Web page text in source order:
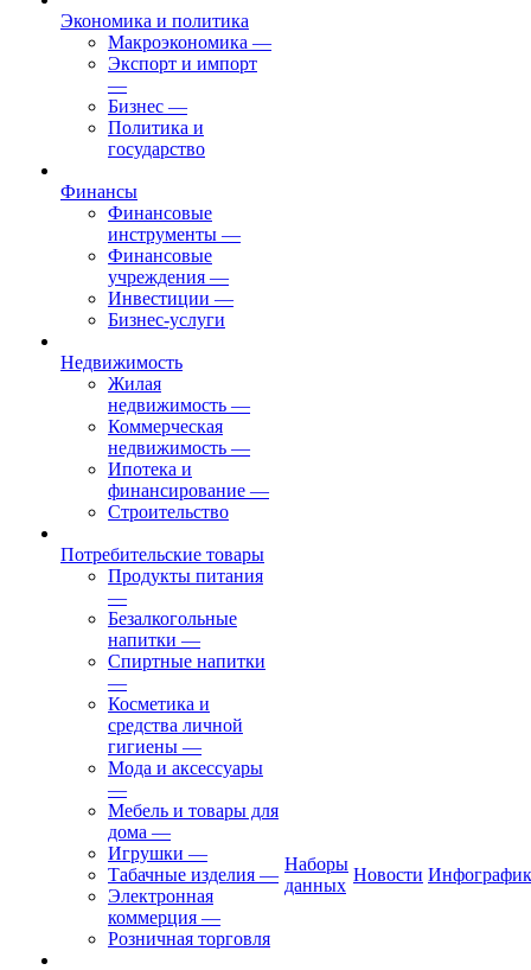
Экономика и политика
Макроэкономика —
Экспорт и импорт
—
Бизнес —
Политика и
государство
Финансы
Финансовые
инструменты —
Финансовые
учреждения —
Инвестиции —
Бизнес-услуги
Недвижимость
Жилая
недвижимость —
Коммерческая
недвижимость —
Ипотека и
финансирование —
Строительство
Потребительские товары
Продукты питания
—
Безалкогольные
напитки —
Спиртные напитки
—
Косметика и
средства личной
гигиены —
Мода и аксессуары
—
Мебель и товары для
дома —
Игрушки —
Табачные изделия —
Электронная
коммерция —
Розничная торговля
Наборы
данных
Новости